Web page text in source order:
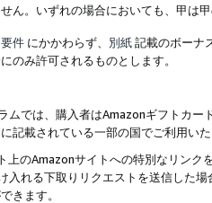
ん。いずれの場合においても、甲は
件 にかかわらず、 別紙記載のボーナ
のみ許可されるものとします。
ムでは、購入者はAmazonギフトカ
記載されている一部の国でご利用い
上のAmazonサイトへの特別なリン
入れる下取りリクエストを送信した
きます。